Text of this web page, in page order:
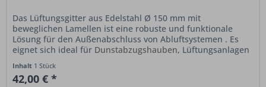
Das Lüftungsgitter aus Edelstahl Ø 150 mm mit
beweglichen Lamellen ist eine robuste und funktionale
Lösung für den Außenabschluss von Abluftsystemen . Es
eignet sich ideal für Dunstabzugshauben, Lüftungsanlagen
Inhalt 1 Stück
42,00 € *